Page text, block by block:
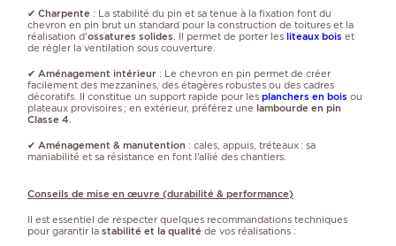
✔ Charpente : La stabilité du pin et sa tenue à la fixation font du
chevron en pin brut un standard pour la construction de toitures et la
réalisation d'ossatures solides . Il permet de porter les liteaux bois et
de régler la ventilation sous couverture.
✔ Aménagement intérieur : Le chevron en pin permet de créer
facilement des mezzanines, des étagères robustes ou des cadres
décoratifs. Il constitue un support rapide pour les planchers en bois ou
plateaux provisoires ; en extérieur, préférez une lambourde en pin
Classe 4
✔ Aménagement & manutention : cales, appuis, tréteaux : sa
maniabilité et sa résistance en font l’allié des chantiers.
Conseils de mise en œuvre (durabilité & performance)
Il est essentiel de respecter quelques recommandations techniques
pour garantir la stabilité et la qualité de vos réalisations :